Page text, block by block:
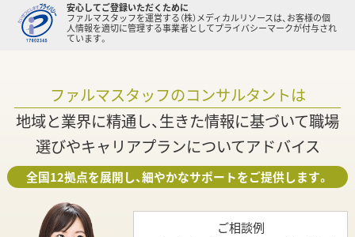
安心してご登録いただくために
ファルマスタッフを運営する（株）メディカルリソースは、お客様の個
人情報を適切に管理する事業者としてプライバシーマークが付与され
ています。
ファルマスタッフのコンサルタントは
地域と業界に精通し、生きた情報に基づいて職場
選びやキャリアプランについてアドバイス
全国12拠点を展開し、細やかなサポートをご提供します。
ご相談例